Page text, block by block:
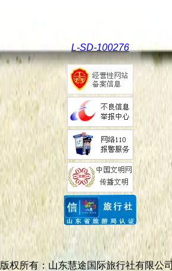
L-SD-100276
版权所有：山东慧途国际旅行社有限公